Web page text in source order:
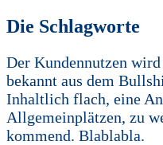
Die Schlagworte
Der Kundennutzen
bekannt aus dem
Inhaltlich flach, eine
Allgemeinplätzen, zu
kommend. Blablabla.